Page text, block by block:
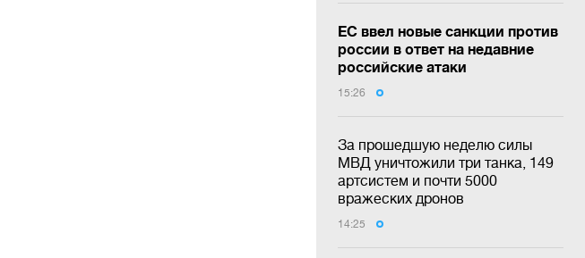
ЕС ввел новые санкции против
россии в ответ на недавние
российские атаки
15:26
За прошедшую неделю силы
МВД уничтожили три танка, 149
артсистем и почти 5000
вражеских дронов
14:25